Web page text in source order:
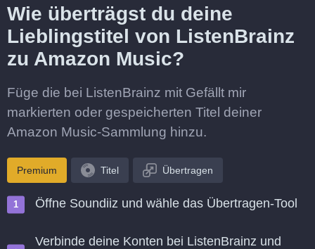
Wie überträgst du deine
Lieblingstitel von ListenBrainz
zu Amazon Music?
Füge die bei ListenBrainz mit Gefällt mir
markierten oder gespeicherten Titel deiner
Amazon Music-Sammlung hinzu.
Premium Titel Übertragen
Öffne Soundiiz und wähle das Übertragen-Tool
Verbinde deine Konten bei ListenBrainz und